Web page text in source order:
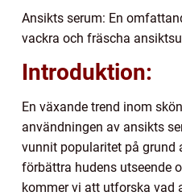
Ansikts serum: En
vackra och fräscha
Introduktion:
En växande trend inom
användningen av ansikts
vunnit popularitet på grund
förbättra hudens utseende
kommer vi att utforska vad